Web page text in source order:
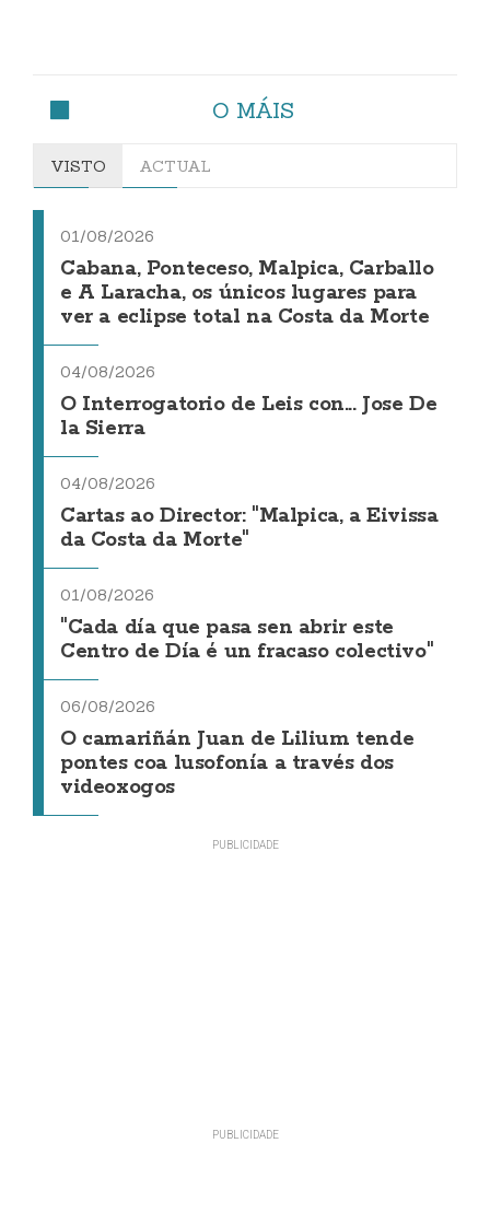
O MÁIS
VISTO ACTUAL
01/08/2026
Cabana, Ponteceso, Malpica, Carballo
e A Laracha, os únicos lugares para
ver a eclipse total na Costa da Morte
04/08/2026
O Interrogatorio de Leis con... Jose De
la Sierra
04/08/2026
Cartas ao Director: "Malpica, a Eivissa
da Costa da Morte"
01/08/2026
"Cada día que pasa sen abrir este
Centro de Día é un fracaso colectivo"
06/08/2026
O camariñán Juan de Lilium tende
pontes coa lusofonía a través dos
videoxogos